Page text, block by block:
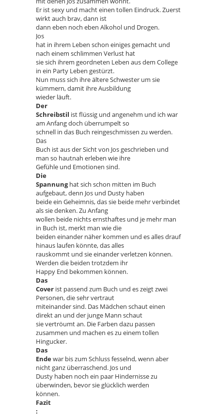
Er ist sexy und macht einen tollen Eindruck. Zuerst
wirkt auch brav, dann ist
dann eben noch eben Alkohol und Drogen.
Jos
hat in ihrem Leben schon einiges gemacht und
nach einem schlimmen Verlust hat
sie sich ihrem geordneten Leben aus dem College
in ein Party Leben gestürzt.
Nun muss sich ihre ältere Schwester um sie
kümmern, damit ihre Ausbildung
wieder läuft.
Der
Schreibstil ist flüssig und angenehm und ich war
am Anfang doch überrumpelt so
schnell in das Buch reingeschmissen zu werden.
Das
Buch ist aus der Sicht von Jos geschrieben und
man so hautnah erleben wie ihre
Gefühle und Emotionen sind.
Die
Spannunghat sich schon mitten im Buch
aufgebaut, denn Jos und Dusty haben
beide ein Geheimnis, das sie beide mehr verbindet
als sie denken. Zu Anfang
wollen beide nichts ernsthaftes und je mehr man
in Buch ist, merkt man wie die
beiden einander näher kommen und es alles drauf
hinaus laufen könnte, das alles
rauskommt und sie einander verletzen können.
Werden die beiden trotzdem ihr
Happy End bekommen können.
Das
Cover ist passend zum Buch und es zeigt zwei
Personen, die sehr vertraut
miteinander sind. Das Mädchen schaut einen
direkt an und der junge Mann schaut
sie vertröumt an. Die Farben dazu passen
zusammen und machen es zu einem tollen
Hingucker.
Das
Endewar bis zum Schluss fesselnd, wenn aber
nicht ganz überraschend. Jos und
Dusty haben noch ein paar Hindernisse zu
überwinden, bevor sie glücklich werden
können.
Fazit
: